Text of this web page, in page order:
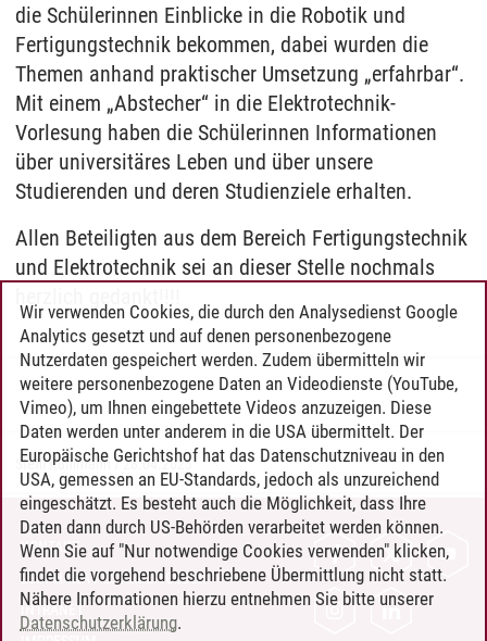
die Schülerinnen Einblicke in die Robotik und
Fertigungstechnik bekommen, dabei wurden die
Themen anhand praktischer Umsetzung „erfahrbar“.
Mit einem „Abstecher“ in die Elektrotechnik-
Vorlesung haben die Schülerinnen Informationen
über universitäres Leben und über unsere
Studierenden und deren Studienziele erhalten.
Allen Beteiligten aus dem Bereich Fertigungstechnik
und Elektrotechnik sei an dieser Stelle nochmals
Steffi Kuhlmann /28.04.2023
KONTAKT
LEUPHANA ALS ARBEITGEBER
INTRANET
Wir verwenden Cookies, die durch den Analysedienst Google
Analytics gesetzt und auf denen personenbezogene
Nutzerdaten gespeichert werden. Zudem übermitteln wir
weitere personenbezogene Daten an Videodienste (YouTube,
Vimeo), um Ihnen eingebettete Videos anzuzeigen. Diese
Daten werden unter anderem in die USA übermittelt. Der
Europäische Gerichtshof hat das Datenschutzniveau in den
USA, gemessen an EU-Standards, jedoch als unzureichend
eingeschätzt. Es besteht auch die Möglichkeit, dass Ihre
Daten dann durch US-Behörden verarbeitet werden können.
Wenn Sie auf "Nur notwendige Cookies verwenden" klicken,
findet die vorgehend beschriebene Übermittlung nicht statt.
Nähere Informationen hierzu entnehmen Sie bitte unserer
Datenschutzerklärung.